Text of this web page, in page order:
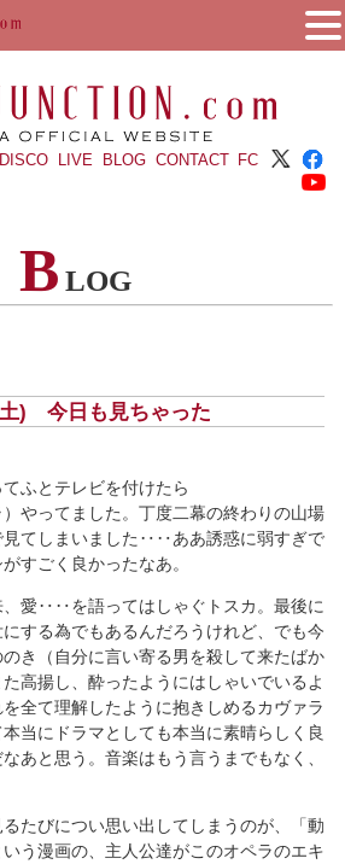
DISCO LIVE BLOG CONTACT FC
B LOG
) 今日も見ちゃった
ふとテレビを付けたら
）やってました。丁度二幕の終わりの山場
見てしまいました‥‥ああ誘惑に弱すぎで
すごく良かったなあ。
、愛‥‥を語ってはしゃぐトスカ。最後に
する為でもあるんだろうけれど、でも今
き（自分に言い寄る男を殺して来たばか
高揚し、酔ったようにはしゃいでいるよ
全て理解したように抱きしめるカヴァラ
本当にドラマとしても本当に素晴らしく良
あと思う。音楽はもう言うまでもなく、
たびについ思い出してしまうのが、「動
う漫画の、主人公達がこのオペラのエキ